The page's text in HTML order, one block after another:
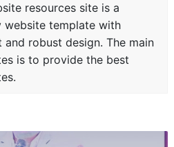
resources site is a
template with
robust design. The main
is to provide the best